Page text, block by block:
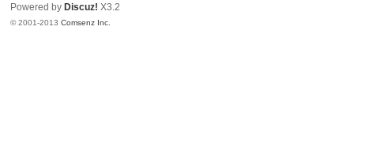
Powered by Discuz! X3.2
© 2001-2013Comsenz Inc.